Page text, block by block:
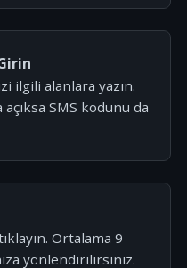
ilgili alanlara yazın.
SMS kodunu da
Ortalama 9
yönlendirilirsiniz.